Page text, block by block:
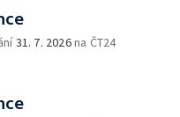
31. 7. 2026na ČT24